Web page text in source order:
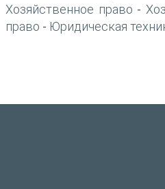
Хозяйственное право -
право - Юридическая